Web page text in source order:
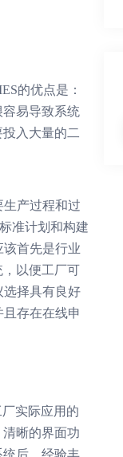
的优点是：
易导致系统
入大量的二
产过程和过
准计划和构建
首先是行业
以便工厂可
选择具有良好
存在在线申
实际应用的
晰的界面功